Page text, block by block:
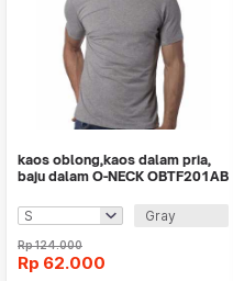
kaos oblong,kaos dalam pria,
baju dalam O-NECK OBTF201AB
Gray
Rp124.000
Rp 62.000